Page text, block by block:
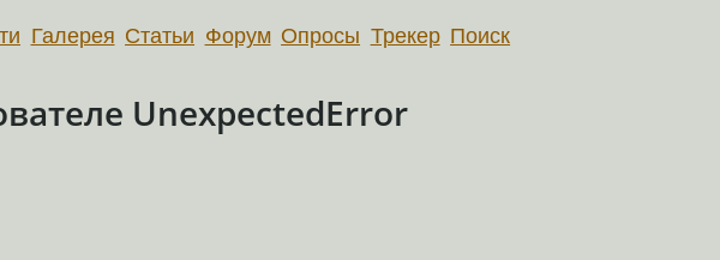
Галерея Статьи Форум Опросы Трекер Поиск
UnexpectedError